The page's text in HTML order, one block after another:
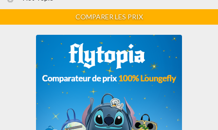
COMPARER LES PRIX